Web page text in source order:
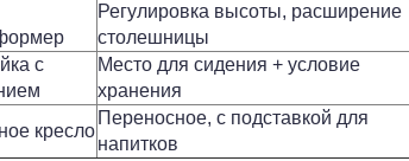
Регулировка высоты, расширение
столешницы
с
Место для сидения + условие
хранения
кресло
Переносное, с подставкой для
напитков